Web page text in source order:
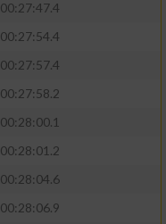
00:27:47.4
00:27:54.4
00:27:57.4
00:27:58.2
00:28:00.1
00:28:01.2
00:28:04.6
00:28:06.9